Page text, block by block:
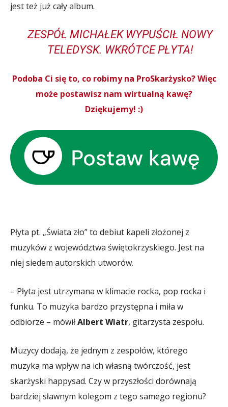
jest też już cały album.
ZESPÓŁ MICHAŁEK WYPUŚCIŁ NOWY
TELEDYSK. WKRÓTCE PŁYTA!
Podoba Ci się to, co robimy na ProSkarżysko? Więc
może postawisz nam wirtualną kawę?
Dziękujemy! :)
Płyta pt. „Świata zło” to debiut kapeli złożonej z
muzyków z województwa świętokrzyskiego. Jest na
niej siedem autorskich utworów.
– Płyta jest utrzymana w klimacie rocka, pop rocka i
funku. To muzyka bardzo przystępna i miła w
odbiorze – mówiłAlbert Wiatr, gitarzysta zespołu.
Muzycy dodają, że jednym z zespołów, którego
muzyka ma wpływ na ich własną twórczość, jest
skarżyski happysad. Czy w przyszłości dorównają
bardziej sławnym kolegom z tego samego regionu?